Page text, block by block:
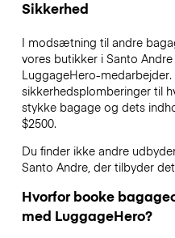
Sikkerhed
I modsætning til andre
vores butikker i Santo Andre
LuggageHero-medarbejder.
sikkerhedsplomberinger til
stykke bagage og dets
$2500.
Du finder ikke andre
Santo Andre, der tilbyder
Hvorfor booke
med LuggageHero?